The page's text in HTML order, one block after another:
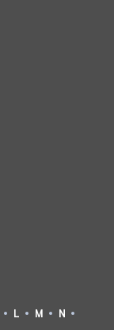
L M
N